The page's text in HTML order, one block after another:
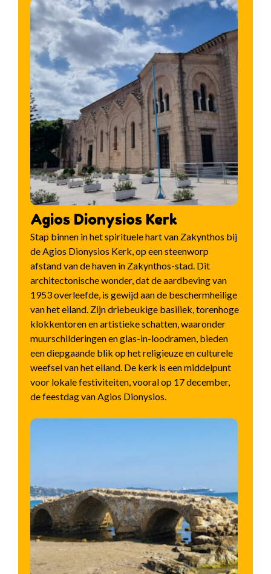
Agios Dionysios Kerk
Stap binnen in het spirituele hart van Zakynthos bij
de Agios Dionysios Kerk, op een steenworp
afstand van de haven in Zakynthos-stad. Dit
architectonische wonder, dat de aardbeving van
1953 overleefde, is gewijd aan de beschermheilige
van het eiland. Zijn driebeukige basiliek, torenhoge
klokkentoren en artistieke schatten, waaronder
muurschilderingen en glas-in-loodramen, bieden
een diepgaande blik op het religieuze en culturele
weefsel van het eiland. De kerk is een middelpunt
voor lokale festiviteiten, vooral op 17 december,
de feestdag van Agios Dionysios.